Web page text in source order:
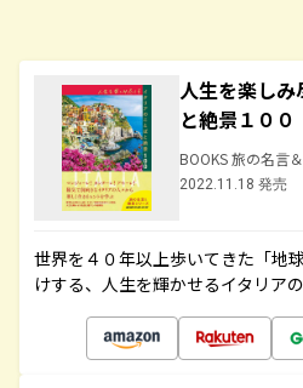
人生を楽しみ
と絶景１００
BOOKS 旅の名言
2022.11.18 発売
世界を４０年以上歩いてきた「地
けする、人生を輝かせるイタリア